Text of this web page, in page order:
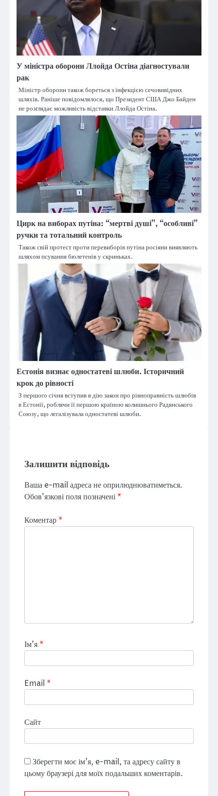
У міністра оборони Ллойда Остіна діагностували
рак
Міністр оборони також бореться з інфекцією сечовивідних
шляхів. Раніше повідомлялося, що Президент США Джо Байден
не розглядає можливість відставки Ллойда Остіна.
Цирк на виборах путіна: “мертві душі”, “особливі”
ручки та тотальний контроль
Також свій протест проти перевиборів путіна росіяни виявляють
шляхом псування бюлетенів у скриньках.
Естонія визнає одностатеві шлюби. Історичний
крок до рівності
З першого січня вступив в дію закон про рівноправність шлюбів
в Естонії, роблячи її першою країною колишнього Радянського
Союзу, що легалізувала одностатеві шлюби.
Залишити відповідь
Ваша e-mail адреса не оприлюднюватиметься.
Обов’язкові поля позначені*
Коментар*
Ім'я*
Email *
Сайт
Зберегти моє ім'я, e-mail, та адресу сайту в
цьому браузері для моїх подальших коментарів.